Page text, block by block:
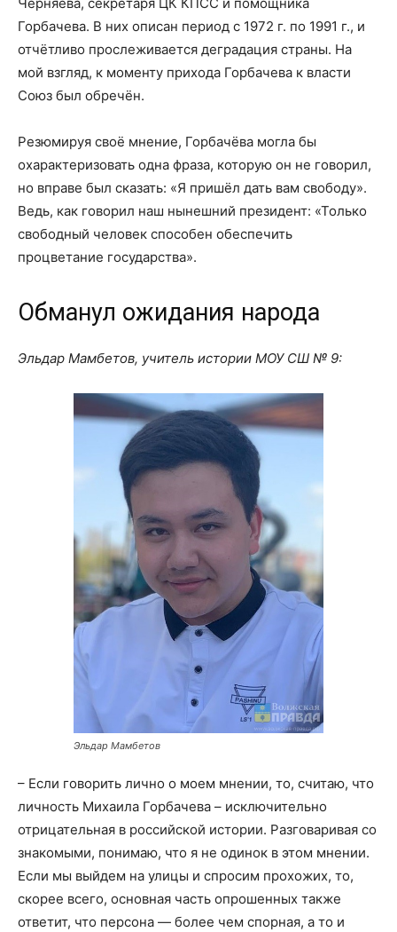
Горбачева. В них описан период с 1972 г. по 1991 г., и
отчётливо прослеживается деградация страны. На
мой взгляд, к моменту прихода Горбачева к власти
Союз был обречён.
Резюмируя своё мнение, Горбачёва могла бы
охарактеризовать одна фраза, которую он не говорил,
но вправе был сказать: «Я пришёл дать вам свободу».
Ведь, как говорил наш нынешний президент: «Только
свободный человек способен обеспечить
процветание государства».
Обманул ожидания народа
Эльдар Мамбетов, учитель истории МОУ СШ № 9:
Эльдар Мамбетов
– Если говорить лично о моем мнении, то, считаю, что
личность Михаила Горбачева – исключительно
отрицательная в российской истории. Разговаривая со
знакомыми, понимаю, что я не одинок в этом мнении.
Если мы выйдем на улицы и спросим прохожих, то,
скорее всего, основная часть опрошенных также
ответит, что персона — более чем спорная, а то и